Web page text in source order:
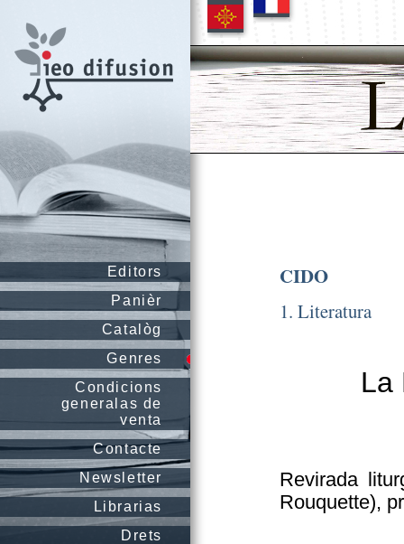
Editors
Panièr
Catalòg
Genres
Condicions
generalas de
venta
Contacte
Newsletter
Librarias
Drets
CIDO
1. Literatura
La
Revirada
Rouquette),